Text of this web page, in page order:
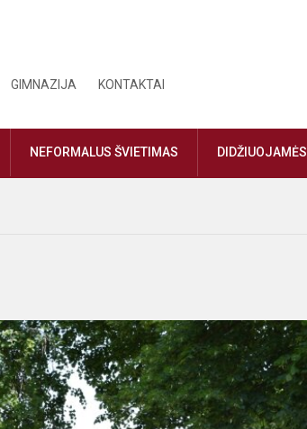
GIMNAZIJA KONTAKTAI
NEFORMALUS ŠVIETIMAS DIDŽIUOJAMĖS